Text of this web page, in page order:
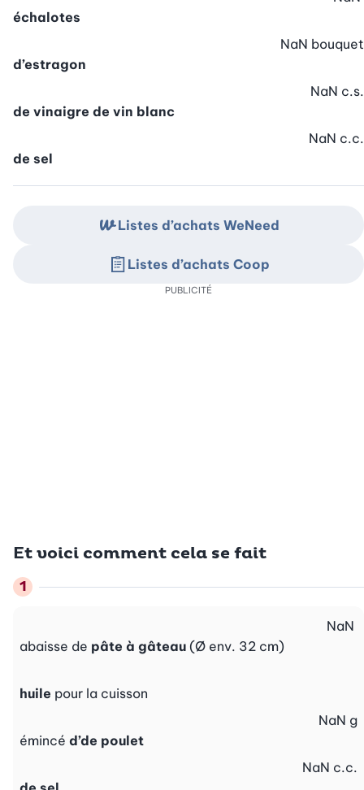
échalotes
d’estragon
NaN bouquet
de vinaigre de vin blanc
NaN c.s.
de sel
NaN c.c.
Et voici comment cela se fait
abaisse de pâte à gâteau (Ø env. 32 cm)
NaN
huile pour la cuisson
émincé d’de poulet
NaN g
NaN c.c.
Listes d’achats WeNeed
Listes d’achats Coop
PUBLICITÉ